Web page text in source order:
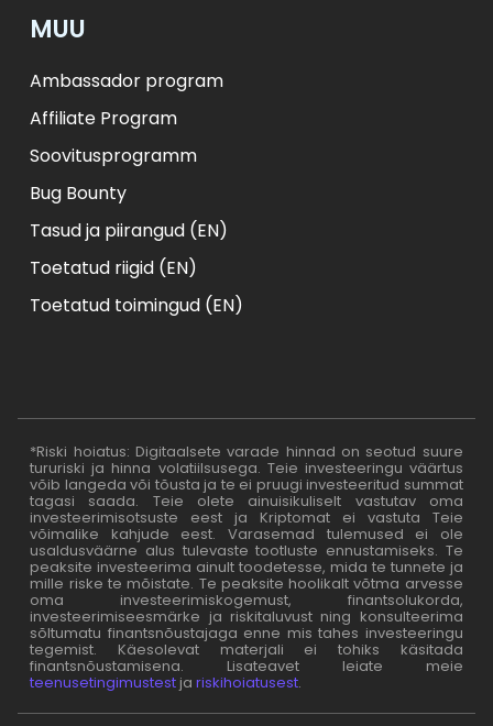
MUU
Ambassador program
Affiliate Program
Soovitusprogramm
Bug Bounty
Tasud ja piirangud (EN)
Toetatud riigid (EN)
Toetatud toimingud (EN)
*Riski hoiatus: Digitaalsete varade hinnad on seotud suure
tururiski ja hinna volatiilsusega. Teie investeeringu väärtus
võib langeda või tõusta ja te ei pruugi investeeritud summat
tagasi saada. Teie olete ainuisikuliselt vastutav oma
investeerimisotsuste eest ja Kriptomat ei vastuta Teie
võimalike kahjude eest. Varasemad tulemused ei ole
usaldusväärne alus tulevaste tootluste ennustamiseks. Te
peaksite investeerima ainult toodetesse, mida te tunnete ja
mille riske te mõistate. Te peaksite hoolikalt võtma arvesse
oma investeerimiskogemust, finantsolukorda,
investeerimiseesmärke ja riskitaluvust ning konsulteerima
sõltumatu finantsnõustajaga enne mis tahes investeeringu
tegemist. Käesolevat materjali ei tohiks käsitada
finantsnõustamisena. Lisateavet leiate meie
teenusetingimustest jariskihoiatusest.